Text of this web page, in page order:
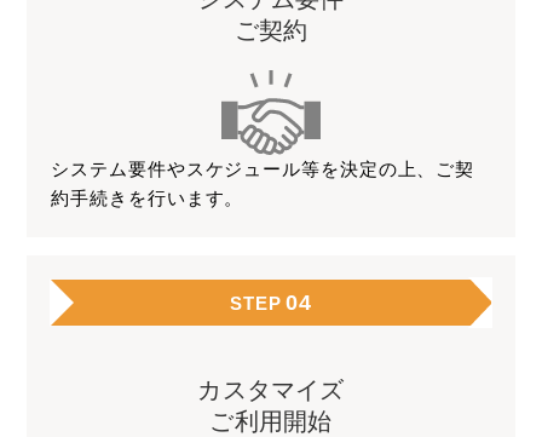
ご契約
システム要件やスケジュール等を決定の上、ご契
約手続きを行います。
STEP 04
カスタマイズ
ご利用開始